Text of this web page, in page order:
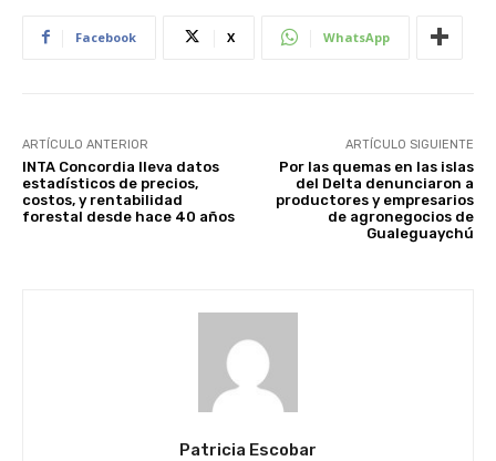
Facebook X WhatsApp
ARTÍCULO ANTERIOR
INTA Concordia lleva datos
estadísticos de precios,
costos, y rentabilidad
forestal desde hace 40 años
ARTÍCULO SIGUIENTE
Por las quemas en las islas
del Delta denunciaron a
productores y empresarios
de agronegocios de
Gualeguaychú
Patricia Escobar